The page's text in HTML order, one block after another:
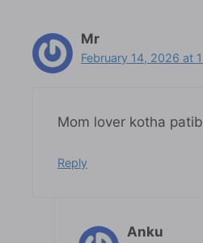
Mr
February 14, 2026 at
Mom lover kotha
Reply
Anku